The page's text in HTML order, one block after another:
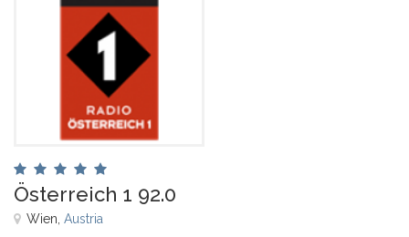
Österreich 1 92.0
Wien, Austria